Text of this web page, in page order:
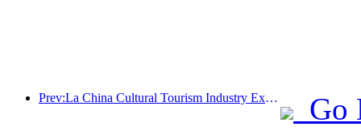
Prev:La China Cultural Tourism Industry Expo del 2025 si terrà a Wuhan dal 12 al 14 settembre.
Go